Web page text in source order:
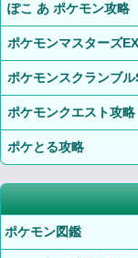
ぽこ あ ポケモン攻略
ポケモンマスターズ
ポケモンスクランブル
ポケモンクエスト攻略
ポケとる攻略
ポケモン図鑑